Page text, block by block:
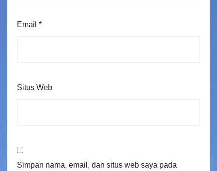
Email *
Situs Web
Simpan nama, email, dan situs web saya pada